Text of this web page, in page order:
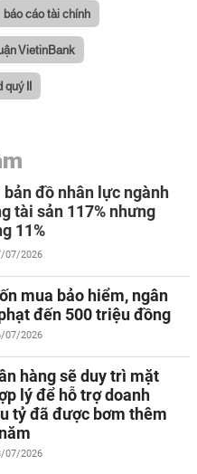
báo cáo tài chính
VietinBank
quý II
đồ nhân lực ngành
tài sản 117% nhưng
11%
07/2026
mua bảo hiểm, ngân
đến 500 triệu đồng
07/2026
hàng sẽ duy trì mặt
lý để hỗ trợ doanh
tỷ đã được bơm thêm
07/2026